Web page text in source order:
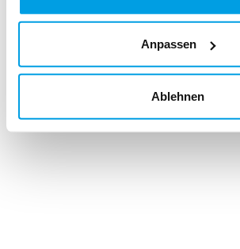
Anpassen
Ablehnen